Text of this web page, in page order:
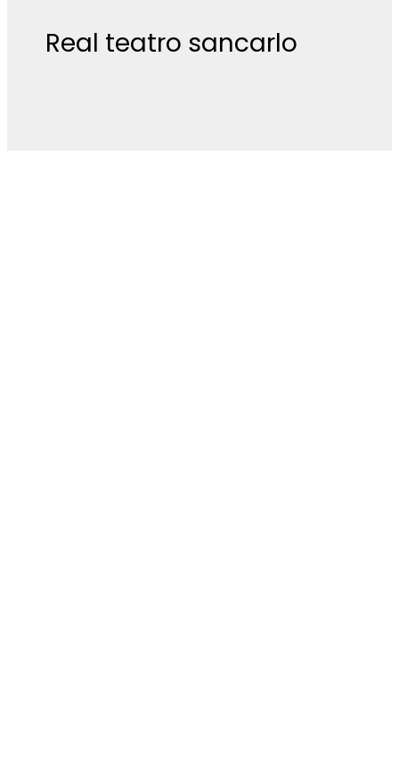
Real teatro sancarlo